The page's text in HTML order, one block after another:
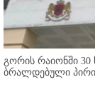
გორის რაიონში
ბრალდებული